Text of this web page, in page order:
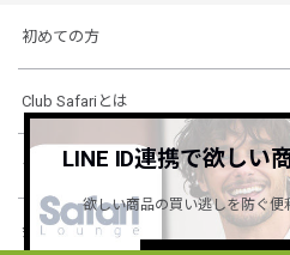
初めての方
Club Safariとは
ショッピングガイド
会社概要・規約
LINE ID連携で欲しい
欲しい商品の買い逃しを防ぐ便